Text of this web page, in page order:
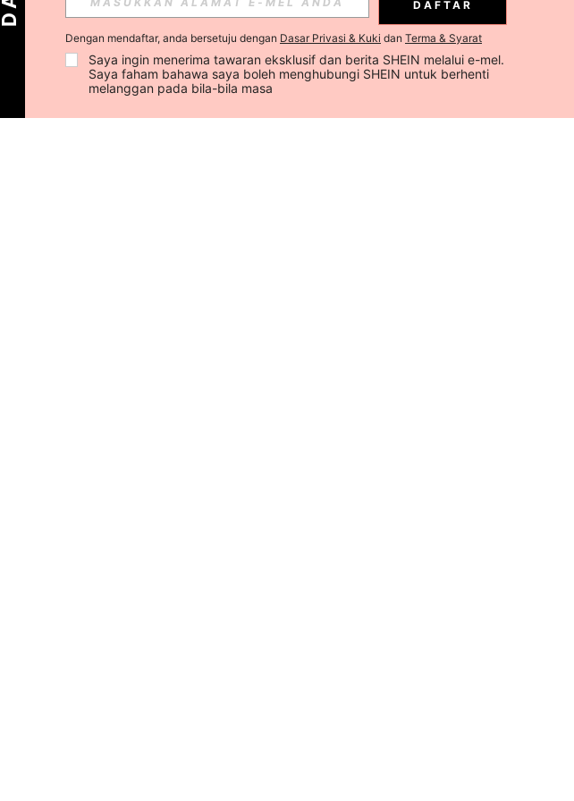
DAFTAR
Dengan mendaftar, anda bersetuju dengan Dasar Privasi & Kuki dan Terma & Syarat
Saya ingin menerima tawaran eksklusif dan berita SHEIN melalui e-mel.
Saya faham bahawa saya boleh menghubungi SHEIN untuk berhenti
melanggan pada bila-bila masa